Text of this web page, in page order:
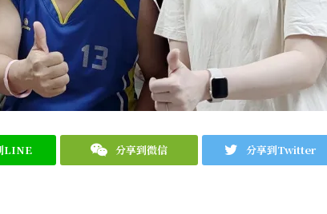
LINE 分享到微信 分享到Twitter